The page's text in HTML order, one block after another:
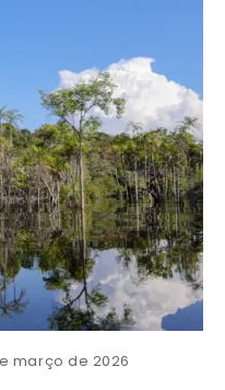
março de 2026